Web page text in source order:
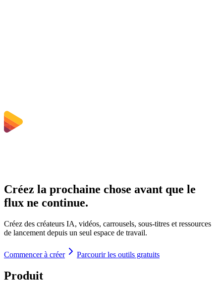
Créez la prochaine chose avant que le
flux ne continue.
Créez des créateurs IA, vidéos, carrousels, sous-titres et ressources
de lancement depuis un seul espace de travail.
Commencer à créer Parcourir les outils gratuits
Produit